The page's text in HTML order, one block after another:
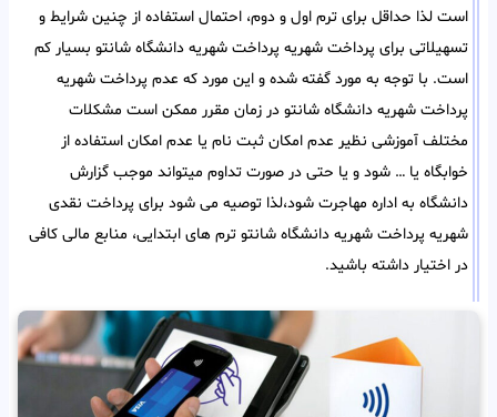
است لذا حداقل برای ترم اول و دوم، احتمال استفاده از چنین شرایط و
تسهیلاتی برای پرداخت شهریه پرداخت شهریه دانشگاه شانتو بسیار کم
است. با توجه به مورد گفته شده و این مورد که عدم پرداخت شهریه
پرداخت شهریه دانشگاه شانتو در زمان مقرر ممکن است مشکلات
مختلف آموزشی نظیر عدم امکان ثبت نام یا عدم امکان استفاده از
خوابگاه یا … شود و یا حتی در صورت تداوم میتواند موجب گزارش
دانشگاه به اداره مهاجرت شود،لذا توصیه می شود برای پرداخت نقدی
شهریه پرداخت شهریه دانشگاه شانتو ترم های ابتدایی، منابع مالی کافی
در اختیار داشته باشید.